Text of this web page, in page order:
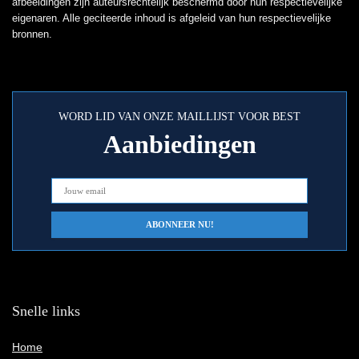
eigenaren. Alle geciteerde inhoud is afgeleid van hun respectievelijke
bronnen.
WORD LID VAN ONZE MAILLIJST VOOR BEST
Aanbiedingen
Snelle links
Home